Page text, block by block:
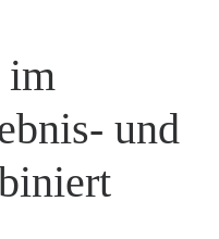
im
und